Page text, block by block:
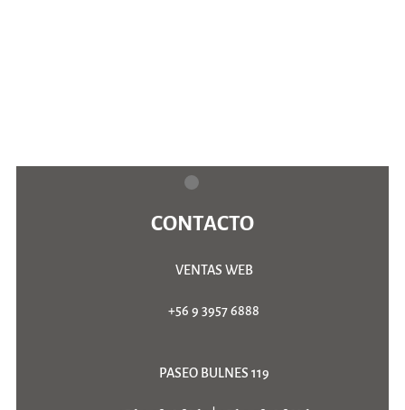
CONTACTO
VENTAS WEB
+56 9 3957 6888
PASEO BULNES 119